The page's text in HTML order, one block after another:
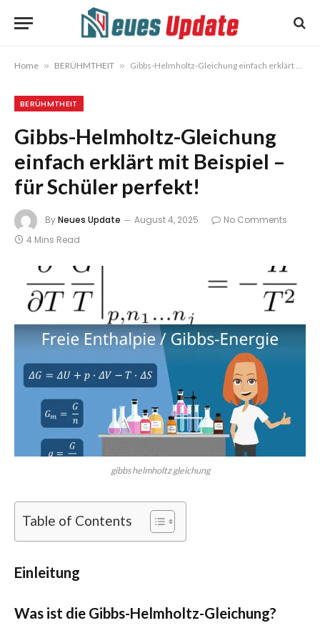
Home » BERÜHMTHEIT » Gibbs-Helmholtz-Gleichung einfach erklärt mit Beispiel – für Schüler perfekt!
BERÜHMTHEIT
Gibbs-Helmholtz-Gleichung
einfach erklärt mit Beispiel –
für Schüler perfekt!
ByNeues Update August 4, 2025
No Comments
4 Mins Read
gibbs helmholtz gleichung
Table of Contents
Einleitung
Was ist die Gibbs-Helmholtz-Gleichung?